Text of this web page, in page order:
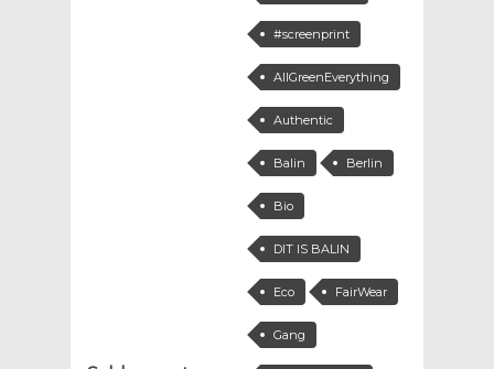
#screenprint
AllGreenEverything
Authentic
Balin Berlin
Bio
DIT IS BALIN
Eco FairWear
Gang